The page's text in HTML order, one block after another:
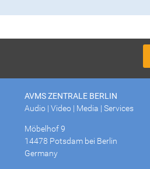
AVMS ZENTRALE BERLIN
Audio | Video | Media | Services
Möbelhof 9
14478 Potsdam bei Berlin
Germany